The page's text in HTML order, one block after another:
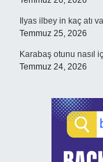
Ilyas ilbey in kaç atı
Temmuz 25, 2026
Karabaş otunu nasıl
Temmuz 24, 2026